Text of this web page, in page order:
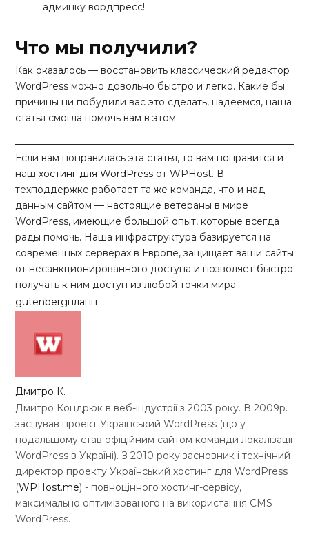
админку вордпресс!
Что мы получили?
Как оказалось — восстановить классический редактор
WordPress можно довольно быстро и легко. Какие бы
причины ни побудили вас это сделать, надеемся, наша
статья смогла помочь вам в этом.
Если вам понравилась эта статья, то вам понравится и
наш хостинг для WordPress от WPHost. В
техподдержке работает та же команда, что и над
данным сайтом — настоящие ветераны в мире
WordPress, имеющие большой опыт, которые всегда
рады помочь. Наша инфраструктура базируется на
современных серверах в Европе, защищает ваши сайты
от несанкционированного доступа и позволяет быстро
получать к ним доступ из любой точки мира.
gutenbergплагін
Дмитро К.
Дмитро Кондрюк в веб-індустрії з 2003 року. В 2009р.
заснував проект Український WordPress (що у
подальшому став офіційним сайтом команди локалізації
WordPress в Україні). З 2010 року засновник і технічний
директор проекту Український хостинг для WordPress
(WPHost.me) - повноцінного хостинг-сервісу,
максимально оптимізованого на використання CMS
WordPress.